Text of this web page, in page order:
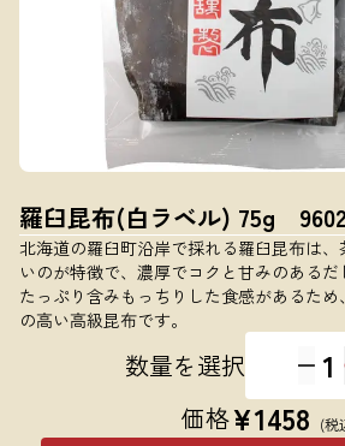
羅臼昆布(白ラベル) 75g 9602
北海道の羅臼町沿岸で採れる羅臼昆布は
いのが特徴で、濃厚でコクと甘みのある
たっぷり含みもっちりした食感があるた
の高い高級昆布です。
数量を選択 1
価格¥1458 (税